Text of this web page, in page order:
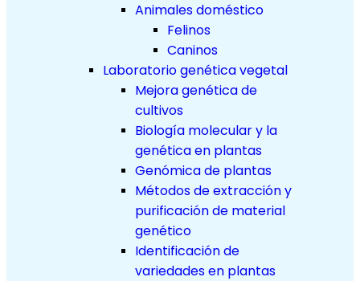
Animales doméstico
Felinos
Caninos
Laboratorio genética vegetal
Mejora genética de
cultivos
Biología molecular y la
genética en plantas
Genómica de plantas
Métodos de extracción y
purificación de material
genético
Identificación de
variedades en plantas